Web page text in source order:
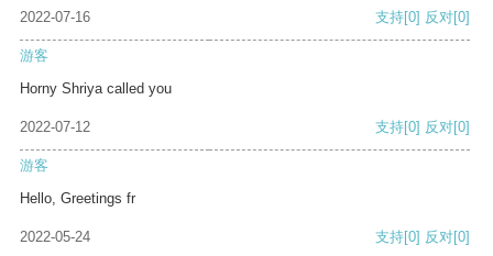
2022-07-16 支持[0] 反对[0]
游客
Horny Shriya called you
2022-07-12 支持[0] 反对[0]
游客
Hello, Greetings fr
2022-05-24 支持[0] 反对[0]